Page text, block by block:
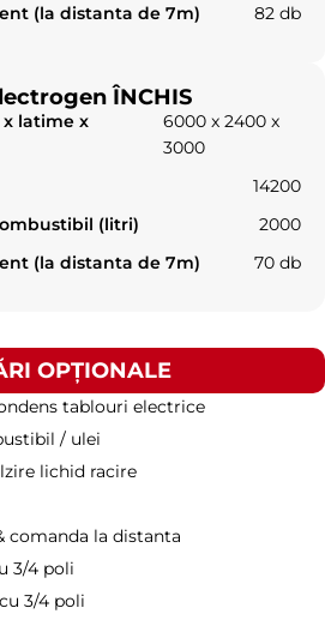
(la distanta de 7m)
82 db
ÎNCHIS
latime x
6000 x 2400 x
3000
14200
(litri)
2000
(la distanta de 7m)
70 db
OPȚIONALE
tablouri electrice
/ ulei
lichid racire
comanda la distanta
3/4 poli
3/4 poli